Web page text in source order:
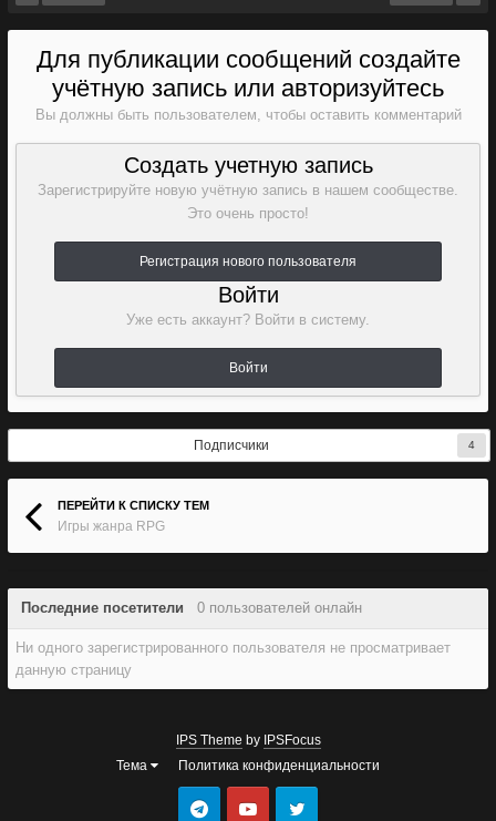
Для публикации сообщений создайте
учётную запись или авторизуйтесь
Вы должны быть пользователем, чтобы оставить комментарий
Создать учетную запись
Зарегистрируйте новую учётную запись в нашем сообществе.
Это очень просто!
Регистрация нового пользователя
Войти
Уже есть аккаунт? Войти в систему.
Войти
Подписчики 4
ПЕРЕЙТИ К СПИСКУ ТЕМ
Игры жанра RPG
Последние посетители 0 пользователей онлайн
Ни одного зарегистрированного пользователя не просматривает
данную страницу
IPS Theme by IPSFocus
Тема
Политика конфиденциальности